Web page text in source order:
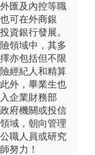
匯及內控等職
可在外商銀
資銀行發展。
領域中，其多
亦包括但不限
經紀人和精算
外，畢業生也
企業財務部
府機關或投信
域，朝向管理
職人員或研究
努力！